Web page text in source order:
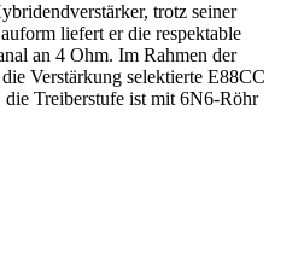
trotz seiner
liefert er die respektable
an 4 Ohm. Im Rahmen der
Verstärkung selektierte E88CC
Treiberstufe ist mit 6N6-Röhr